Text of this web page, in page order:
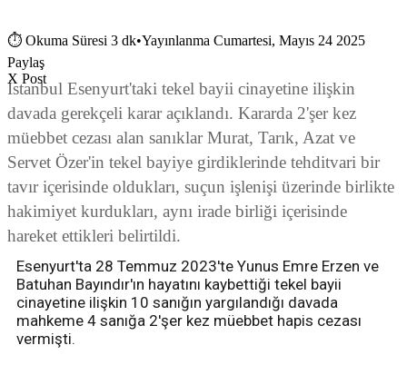
⏱ Okuma Süresi 3 dk•Yayınlanma Cumartesi, Mayıs 24 2025
Paylaş
X Post
İstanbul Esenyurt'taki tekel bayii cinayetine ilişkin
davada gerekçeli karar açıklandı. Kararda 2'şer kez
müebbet cezası alan sanıklar Murat, Tarık, Azat ve
Servet Özer'in tekel bayiye girdiklerinde tehditvari bir
tavır içerisinde oldukları, suçun işlenişi üzerinde birlikte
hakimiyet kurdukları, aynı irade birliği içerisinde
hareket ettikleri belirtildi.
Esenyurt'ta 28 Temmuz 2023'te Yunus Emre Erzen ve
Batuhan Bayındır'ın hayatını kaybettiği tekel bayii
cinayetine ilişkin 10 sanığın yargılandığı davada
mahkeme 4 sanığa 2'şer kez müebbet hapis cezası
vermişti.